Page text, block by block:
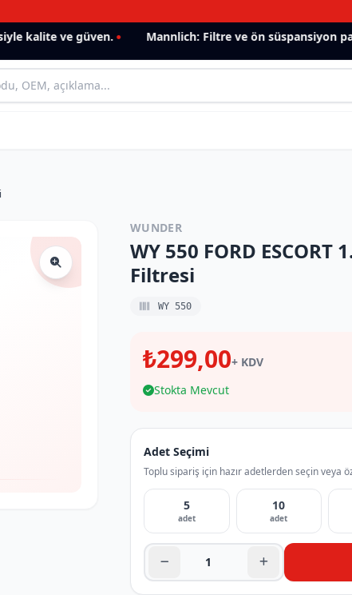
kalite ve güven. Mannlich: Filtre ve ön süspansiyon
WUNDER
WY 550 FORD ESCORT
Filtresi
WY 550
₺299,00+ KDV
Stokta Mevcut
Adet Seçimi
Toplu sipariş için hazır adetlerden seçin veya
5
adet
10
adet